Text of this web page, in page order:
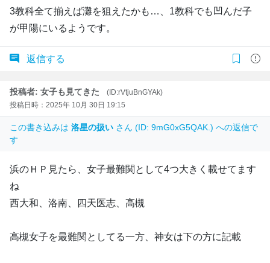
3教科全て揃えば灘を狙えたかも…、1教科でも凹んだ子
が甲陽にいるようです。
返信する
投稿者: 女子も見てきた
(ID:rVtjuBnGYAk)
投稿日時：2025年 10月 30日 19:15
この書き込みは 洛星の扱い さん (ID: 9mG0xG5QAK.) への返信で
す
浜のＨＰ見たら、女子最難関として4つ大きく載せてます
ね
西大和、洛南、四天医志、高槻
高槻女子を最難関としてる一方、神女は下の方に記載